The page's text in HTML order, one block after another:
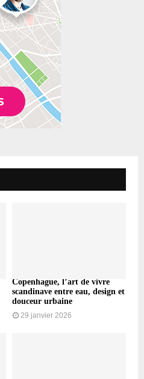
Copenhague, l’art de vivre
scandinave entre eau, design et
douceur urbaine
29 janvier 2026